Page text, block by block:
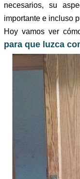
necesarios, su
importante e incluso
Hoy vamos ver
para que luzca